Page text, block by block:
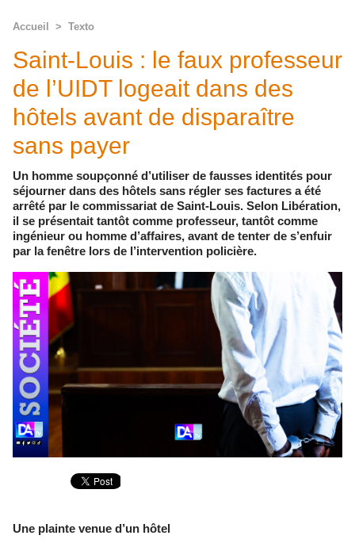
Accueil > Texto
Saint-Louis : le faux professeur
de l’UIDT logeait dans des
hôtels avant de disparaître
sans payer
Un homme soupçonné d’utiliser de fausses identités pour
séjourner dans des hôtels sans régler ses factures a été
arrêté par le commissariat de Saint-Louis. Selon Libération,
il se présentait tantôt comme professeur, tantôt comme
ingénieur ou homme d’affaires, avant de tenter de s’enfuir
par la fenêtre lors de l’intervention policière.
Une plainte venue d’un hôtel